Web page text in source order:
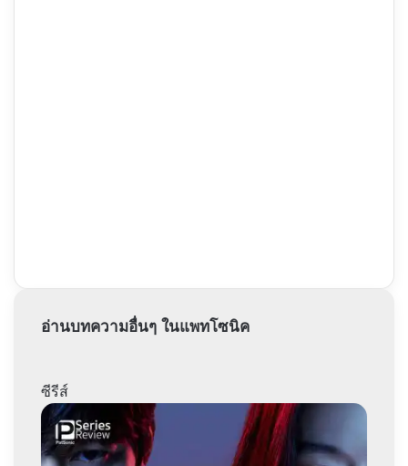
อ่านบทความอื่นๆ ในแพทโซนิค
ซีรีส์